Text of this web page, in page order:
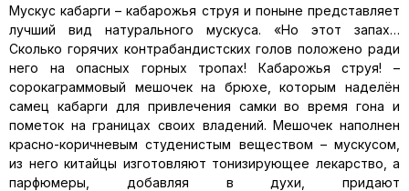
Мускус кабарги – кабарожья струя и поныне представляет
лучший вид натурального мускуса. «Но этот запах…
Сколько горячих контрабандистских голов положено ради
него на опасных горных тропах! Кабарожья струя! –
сорокаграммовый мешочек на брюхе, которым наделён
самец кабарги для привлечения самки во время гона и
пометок на границах своих владений. Мешочек наполнен
красно-коричневым студенистым веществом – мускусом,
из него китайцы изготовляют тонизирующее лекарство, а
парфюмеры, добавляя в духи, придают